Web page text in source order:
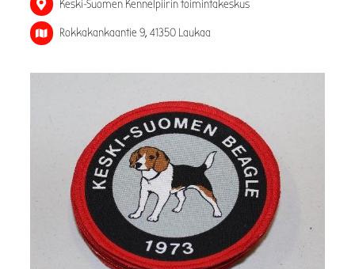
Keski-Suomen Kennelpiirin toimintakeskus
Rokkakankaantie 9, 41350 Laukaa